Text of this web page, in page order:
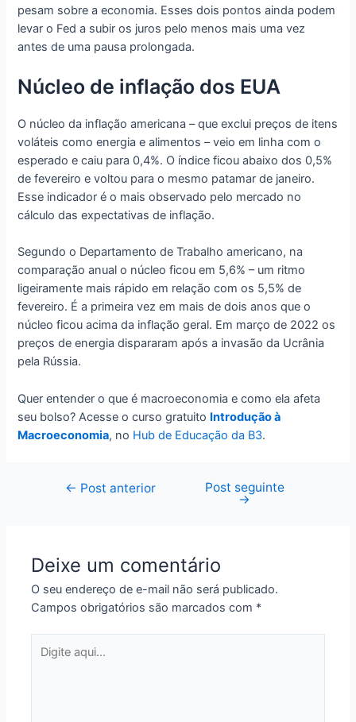
pesam sobre a economia. Esses dois pontos ainda podem
levar o Fed a subir os juros pelo menos mais uma vez
antes de uma pausa prolongada.
Núcleo de inflação dos EUA
O núcleo da inflação americana – que exclui preços de itens
voláteis como energia e alimentos – veio em linha com o
esperado e caiu para 0,4%. O índice ficou abaixo dos 0,5%
de fevereiro e voltou para o mesmo patamar de janeiro.
Esse indicador é o mais observado pelo mercado no
cálculo das expectativas de inflação.
Segundo o Departamento de Trabalho americano, na
comparação anual o núcleo ficou em 5,6% – um ritmo
ligeiramente mais rápido em relação com os 5,5% de
fevereiro. É a primeira vez em mais de dois anos que o
núcleo ficou acima da inflação geral. Em março de 2022 os
preços de energia dispararam após a invasão da Ucrânia
pela Rússia.
Quer entender o que é macroeconomia e como ela afeta
seu bolso? Acesse o curso gratuito Introdução à
Macroeconomia, no Hub de Educação da B3.
Navegação
← Post anterior Post seguinte
→
Deixe um comentário
O seu endereço de e-mail não será publicado.
Campos obrigatórios são marcados com *
aqui...